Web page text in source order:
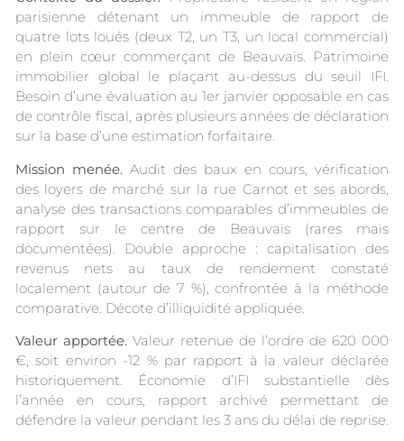
parisienne détenant un immeuble de rapport de
quatre lots loués (deux T2, un T3, un local commercial)
en plein cœur commerçant de Beauvais. Patrimoine
immobilier global le plaçant au-dessus du seuil IFI.
Besoin d’une évaluation au 1er janvier opposable en cas
de contrôle fiscal, après plusieurs années de déclaration
sur la base d’une estimation forfaitaire.
Mission menée. Audit des baux en cours, vérification
des loyers de marché sur la rue Carnot et ses abords,
analyse des transactions comparables d’immeubles de
rapport sur le centre de Beauvais (rares mais
documentées). Double approche : capitalisation des
revenus nets au taux de rendement constaté
localement (autour de 7 %), confrontée à la méthode
comparative. Décote d’illiquidité appliquée.
Valeur apportée. Valeur retenue de l’ordre de 620 000
€, soit environ -12 % par rapport à la valeur déclarée
historiquement. Économie d’IFI substantielle dès
l’année en cours, rapport archivé permettant de
défendre la valeur pendant les 3 ans du délai de reprise.